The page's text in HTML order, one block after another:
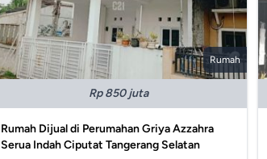
Rumah
Rp 850 juta
Rumah Dijual di Perumahan Griya Azzahra
Serua Indah Ciputat Tangerang Selatan